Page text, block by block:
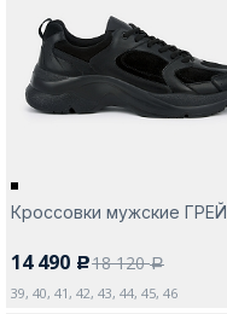
Кроссовки мужские ГРЕЙ
14 490 c18 120a
39, 40, 41, 42, 43, 44, 45, 46